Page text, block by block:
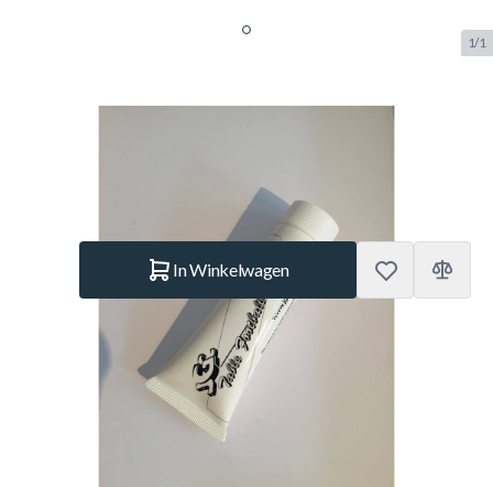
1/1
Jupiter Tube Vet
In Winkelwagen
Korte Beschrijving
Tube smeermiddel voor op de baren te smeren zodat deze